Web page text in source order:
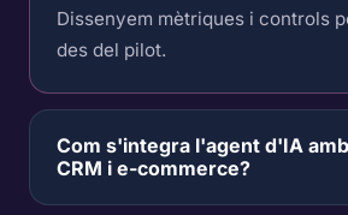
Dissenyem mètriques i controls
des del pilot.
Com s'integra l'agent d'IA
CRM i e-commerce?